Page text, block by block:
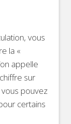
vous
la «
appelle
sur
pouvez
certains